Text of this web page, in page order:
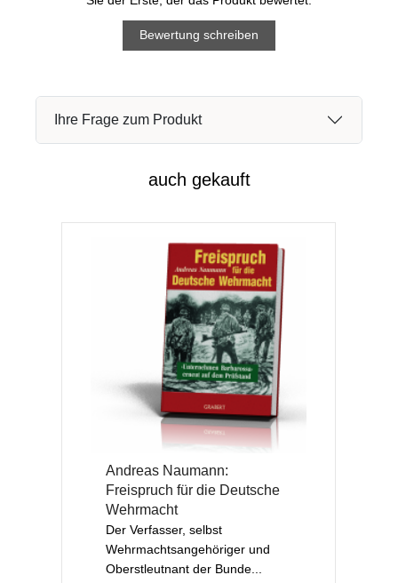
Bewertung schreiben
Ihre Frage zum Produkt
auch gekauft
Andreas Naumann:
Freispruch für die Deutsche
Wehrmacht
Der Verfasser, selbst
Wehrmachtsangehöriger und
Oberstleutnant der Bunde...